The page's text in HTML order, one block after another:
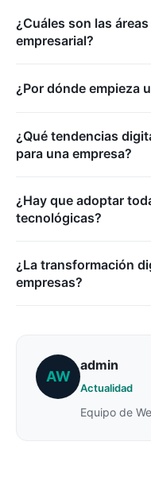
¿Cuáles son las
empresarial?
¿Por dónde empieza
¿Qué tendencias
para una empresa?
¿Hay que adoptar
tecnológicas?
¿La transformación
empresas?
AW
admin
Actualidad
Equipo de